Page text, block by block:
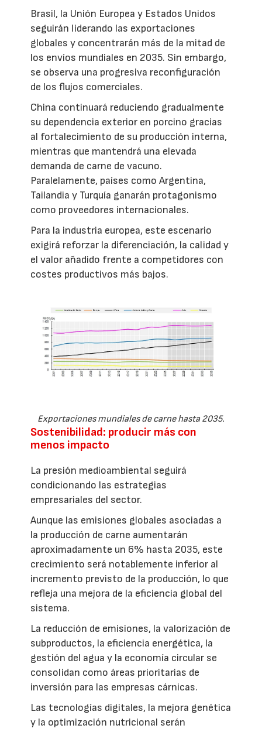
Brasil, la Unión Europea y Estados Unidos
seguirán liderando las exportaciones
globales y concentrarán más de la mitad de
los envíos mundiales en 2035. Sin embargo,
se observa una progresiva reconfiguración
de los flujos comerciales.
China continuará reduciendo gradualmente
su dependencia exterior en porcino gracias
al fortalecimiento de su producción interna,
mientras que mantendrá una elevada
demanda de carne de vacuno.
Paralelamente, países como Argentina,
Tailandia y Turquía ganarán protagonismo
como proveedores internacionales.
Para la industria europea, este escenario
exigirá reforzar la diferenciación, la calidad y
el valor añadido frente a competidores con
costes productivos más bajos.
Exportaciones mundiales de carne hasta 2035.
Sostenibilidad: producir más con
menos impacto
La presión medioambiental seguirá
condicionando las estrategias
empresariales del sector.
Aunque las emisiones globales asociadas a
la producción de carne aumentarán
aproximadamente un 6% hasta 2035, este
crecimiento será notablemente inferior al
incremento previsto de la producción, lo que
refleja una mejora de la eficiencia global del
sistema.
La reducción de emisiones, la valorización de
subproductos, la eficiencia energética, la
gestión del agua y la economía circular se
consolidan como áreas prioritarias de
inversión para las empresas cárnicas.
Las tecnologías digitales, la mejora genética
y la optimización nutricional serán